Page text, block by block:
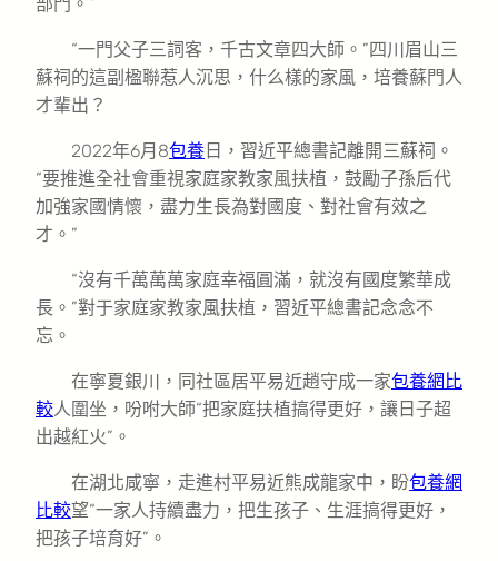
“一門父子三詞客，千古文章四大師。”四川眉山三
蘇祠的這副楹聯惹人沉思，什么樣的家風，培養蘇門人
才輩出？
2022年6月8包養 日，習近平總書記離開三蘇祠。
“要推進全社會重視家庭家教家風扶植，鼓勵子孫后代
加強家國情懷，盡力生長為對國度、對社會有效之
才。”
“沒有千萬萬萬家庭幸福圓滿，就沒有國度繁華成
長。”對于家庭家教家風扶植，習近平總書記念念不
忘。
在寧夏銀川，同社區居平易近趙守成一家包養網比
較人圍坐，吩咐大師“把家庭扶植搞得更好，讓日子超
出越紅火”。
在湖北咸寧，走進村平易近熊成龍家中，盼包養網
比較望“一家人持續盡力，把生孩子、生涯搞得更好，
把孩子培育好”。